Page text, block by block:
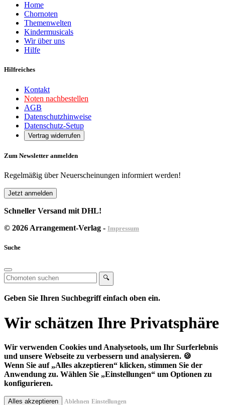
Home
Chornoten
Themenwelten
Kindermusicals
Wir über uns
Hilfe
Hilfreiches
Kontakt
Noten nachbestellen
AGB
Datenschutzhinweise
Datenschutz-Setup
Vertrag widerrufen
Zum Newsletter anmelden
Regelmäßig über Neuerscheinungen informiert werden!
Jetzt anmelden
Schneller Versand mit DHL!
© 2026 Arrangement-Verlag - Impressum
Suche
🔍
Geben Sie Ihren Suchbegriff einfach oben ein.
Wir schätzen Ihre Privatsphäre
Wir verwenden Cookies und Analysetools, um Ihr Surferlebnis
und unsere Webseite zu verbessern und analysieren. 🍪
Wenn Sie auf „Alles akzeptieren“ klicken, stimmen Sie der
Anwendung zu. Wählen Sie „Einstellungen“ um Optionen zu
konfigurieren.
Alles akzeptieren Ablehnen Einstellungen